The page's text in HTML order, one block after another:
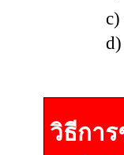
c)
d
วิธีการ